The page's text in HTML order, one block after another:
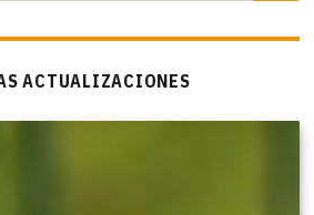
ACTUALIZACIONES